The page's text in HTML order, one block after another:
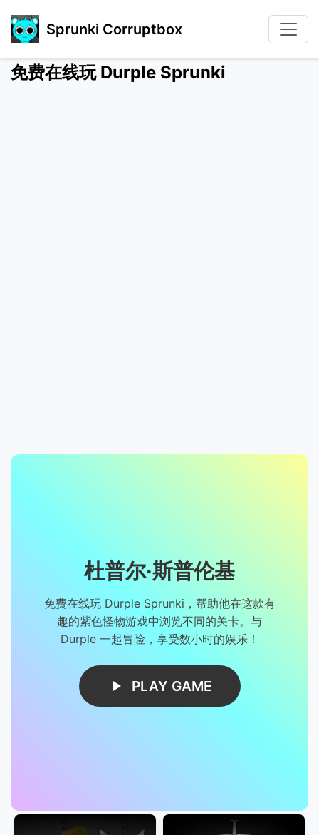
Sprunki Corruptbox
免费在线玩 Durple Sprunki
杜普尔·斯普伦基
免费在线玩 Durple Sprunki，帮助他在这款有
趣的紫色怪物游戏中浏览不同的关卡。与
Durple 一起冒险，享受数小时的娱乐！
PLAY GAME